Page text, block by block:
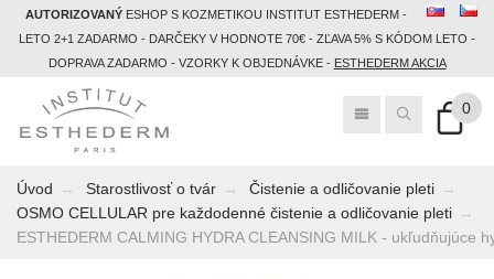
AUTORIZOVANÝ ESHOP S KOZMETIKOU INSTITUT ESTHEDERM -
LETO 2+1 ZADARMO - DARČEKY V HODNOTE 70€ - ZĽAVA 5% S KÓDOM LETO -
DOPRAVA ZADARMO - VZORKY K OBJEDNÁVKE - ESTHEDERM AKCIA
0
Úvod Starostlivosť o tvár
Čistenie a odličovanie pleti
OSMO CELLULAR pre každodenné čistenie a odličovanie pleti
ESTHEDERM CALMING HYDRA CLEANSING MILK - ukľudňujúce